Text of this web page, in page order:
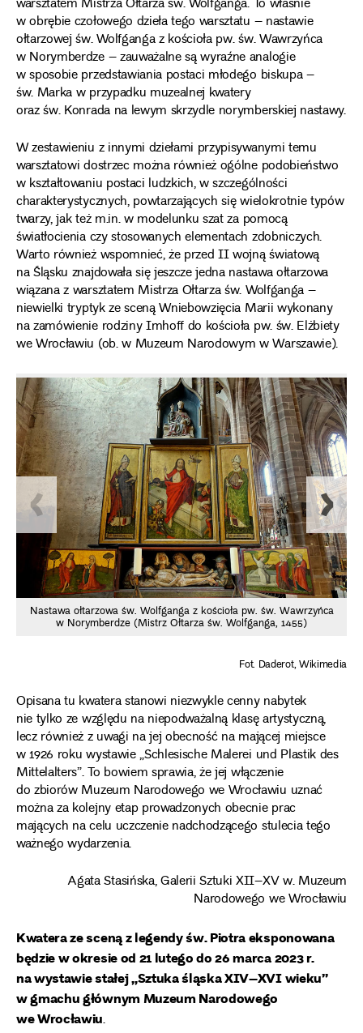
w obrębie czołowego dzieła tego warsztatu – nastawie
ołtarzowej św. Wolfganga z kościoła pw. św. Wawrzyńca
w Norymberdze – zauważalne są wyraźne analogie
w sposobie przedstawiania postaci młodego biskupa –
św. Marka w przypadku muzealnej kwatery
oraz św. Konrada na lewym skrzydle norymberskiej nastawy.
W zestawieniu z innymi dziełami przypisywanymi temu
warsztatowi dostrzec można również ogólne podobieństwo
w kształtowaniu postaci ludzkich, w szczególności
charakterystycznych, powtarzających się wielokrotnie typów
twarzy, jak też m.in. w modelunku szat za pomocą
światłocienia czy stosowanych elementach zdobniczych.
Warto również wspomnieć, że przed II wojną światową
na Śląsku znajdowała się jeszcze jedna nastawa ołtarzowa
wiązana z warsztatem Mistrza Ołtarza św. Wolfganga –
niewielki tryptyk ze sceną Wniebowzięcia Marii wykonany
na zamówienie rodziny Imhoff do kościoła pw. św. Elżbiety
we Wrocławiu (ob. w Muzeum Narodowym w Warszawie).
Nastawa ołtarzowa św. Wolfganga z kościoła pw. św. Wawrzyńca
w Norymberdze (Mistrz Ołtarza św. Wolfganga, 1455)
Fot. Daderot, Wikimedia
Opisana tu kwatera stanowi niezwykle cenny nabytek
nie tylko ze względu na niepodważalną klasę artystyczną,
lecz również z uwagi na jej obecność na mającej miejsce
w 1926 roku wystawie „Schlesische Malerei und Plastik des
Mittelalters”. To bowiem sprawia, że jej włączenie
do zbiorów Muzeum Narodowego we Wrocławiu uznać
można za kolejny etap prowadzonych obecnie prac
mających na celu uczczenie nadchodzącego stulecia tego
ważnego wydarzenia.
Agata Stasińska, Galerii Sztuki XII–XV w. Muzeum
Narodowego we Wrocławiu
Kwatera ze sceną z legendy św. Piotra eksponowana
będzie w okresie od 21 lutego do 26 marca 2023 r.
na wystawie stałej „Sztuka śląska XIV–XVI wieku”
w gmachu głównym Muzeum Narodowego
we Wrocławiu.